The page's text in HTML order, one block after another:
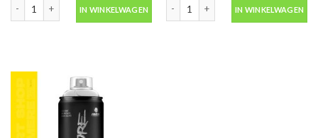
IN WINKELWAGEN IN WINKELWAGEN